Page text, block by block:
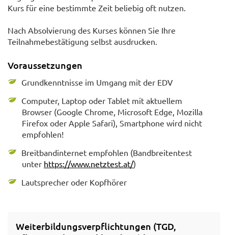
Kurs für eine bestimmte Zeit beliebig oft nutzen.
Nach Absolvierung des Kurses können Sie Ihre
Teilnahmebestätigung selbst ausdrucken.
Voraussetzungen
Grundkenntnisse im Umgang mit der EDV
Computer, Laptop oder Tablet mit aktuellem
Browser (Google Chrome, Microsoft Edge, Mozilla
Firefox oder Apple Safari), Smartphone wird nicht
empfohlen!
Breitbandinternet empfohlen (Bandbreitentest
unter https://www.netztest.at/)
Lautsprecher oder Kopfhörer
Weiterbildungsverpflichtungen (TGD,